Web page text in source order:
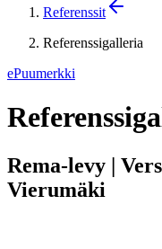
Referenssit
Referenssigalleria
ePuumerkki
Rema-levy |
Vierumäki